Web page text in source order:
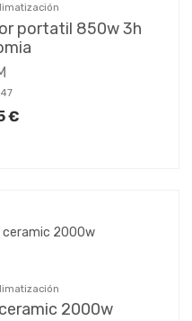
portatil 850w 3h
€
2000w